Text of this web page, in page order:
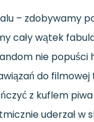
– zdobywamy
cały wątek
nie popuści
do
z kuflem
uderzał w